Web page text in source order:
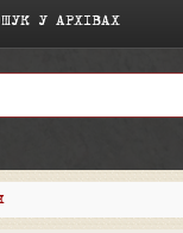
У АРХІВАХ